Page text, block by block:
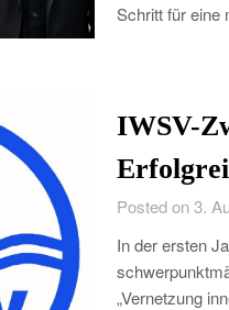
Schritt für eine
IWSV-
Posted on 3.
In der ersten
„Vernetzung